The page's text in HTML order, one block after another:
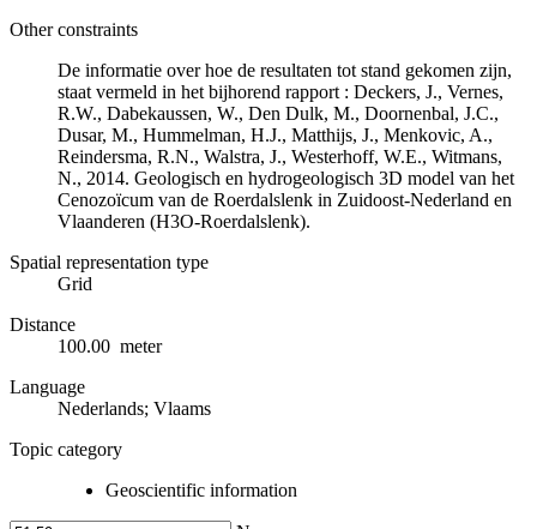
Other constraints
De informatie over hoe de resultaten tot stand gekomen zijn,
staat vermeld in het bijhorend rapport : Deckers, J., Vernes,
R.W., Dabekaussen, W., Den Dulk, M., Doornenbal, J.C.,
Dusar, M., Hummelman, H.J., Matthijs, J., Menkovic, A.,
Reindersma, R.N., Walstra, J., Westerhoff, W.E., Witmans,
N., 2014. Geologisch en hydrogeologisch 3D model van het
Cenozoïcum van de Roerdalslenk in Zuidoost-Nederland en
Vlaanderen (H3O-Roerdalslenk).
Spatial representation type
Grid
Distance
100.00 meter
Language
Nederlands; Vlaams
Topic category
Geoscientific information